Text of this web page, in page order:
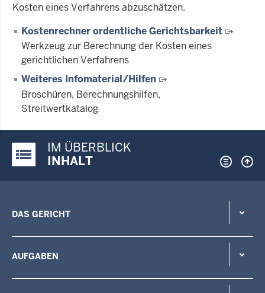
Kosten eines Verfahrens abzuschätzen.
Kostenrechner ordentliche Gerichtsbarkeit
Werkzeug zur Berechnung der Kosten eines
gerichtlichen Verfahrens
Weiteres Infomaterial/Hilfen
Broschüren, Berechnungshilfen,
Streitwertkatalog
Justiz-Portal im Überblick:
IM ÜBERBLICK
INHALT
DAS GERICHT
AUFGABEN